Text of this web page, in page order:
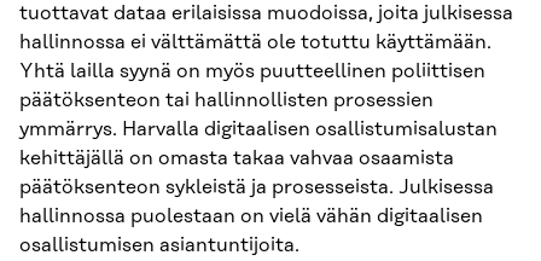
tuottavat dataa erilaisissa muodoissa, joita julkisessa
hallinnossa ei välttämättä ole totuttu käyttämään.
Yhtä lailla syynä on myös puutteellinen poliittisen
päätöksenteon tai hallinnollisten prosessien
ymmärrys. Harvalla digitaalisen osallistumisalustan
kehittäjällä on omasta takaa vahvaa osaamista
päätöksenteon sykleistä ja prosesseista. Julkisessa
hallinnossa puolestaan on vielä vähän digitaalisen
osallistumisen asiantuntijoita.